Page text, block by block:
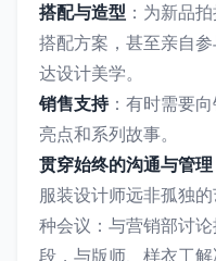
搭配与造型 ：为新品
搭配方案，甚至亲自
达设计美学。
销售支持：有时需要
亮点和系列故事。
贯穿始终的沟通与管理
服装设计师远非孤独
种会议：与营销部讨
段，与版师、样衣工